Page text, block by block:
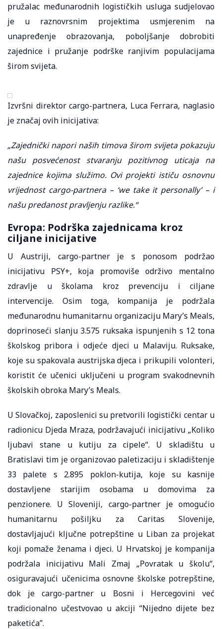
pružalac međunarodnih logističkih usluga sudjelovao
je u raznovrsnim projektima usmjerenim na
unapređenje obrazovanja, poboljšanje dobrobiti
zajednice i pružanje podrške ranjivim populacijama
širom svijeta.
Izvršni direktor cargo-partnera, Luca Ferrara, naglasio
je značaj ovih inicijativa:
„Zajednički napori naših timova širom svijeta pokazuju
našu posvećenost stvaranju pozitivnog uticaja na
zajednice kojima služimo. Ovi projekti ističu osnovnu
vrijednost cargo-partnera – ‘we take it personally’ – i
našu predanost pravljenju razlike.“
Evropa: Podrška zajednicama kroz
ciljane inicijative
U Austriji, cargo-partner je s ponosom podržao
inicijativu PSY+, koja promoviše održivo mentalno
zdravlje u školama kroz prevenciju i ciljane
intervencije. Osim toga, kompanija je podržala
međunarodnu humanitarnu organizaciju Mary’s Meals,
doprinoseći slanju 3.575 ruksaka ispunjenih s 12 tona
školskog pribora i odjeće djeci u Malaviju. Ruksake,
koje su spakovala austrijska djeca i prikupili volonteri,
koristit će učenici uključeni u program svakodnevnih
školskih obroka Mary’s Meals.
U Slovačkoj, zaposlenici su pretvorili logistički centar u
radionicu Djeda Mraza, podržavajući inicijativu „Koliko
ljubavi stane u kutiju za cipele“. U skladištu u
Bratislavi tim je organizovao paletizaciju i skladištenje
33 palete s 2.895 poklon-kutija, koje su kasnije
dostavljene starijim osobama u domovima za
penzionere. U Sloveniji, cargo-partner je omogućio
humanitarnu pošiljku za Caritas Slovenije,
dostavljajući ključne potrepštine u Liban za projekat
koji pomaže ženama i djeci. U Hrvatskoj je kompanija
podržala inicijativu Mali Zmaj „Povratak u školu“,
osiguravajući učenicima osnovne školske potrepštine,
dok je cargo-partner u Bosni i Hercegovini već
tradicionalno učestvovao u akciji “Nijedno dijete bez
paketića”.